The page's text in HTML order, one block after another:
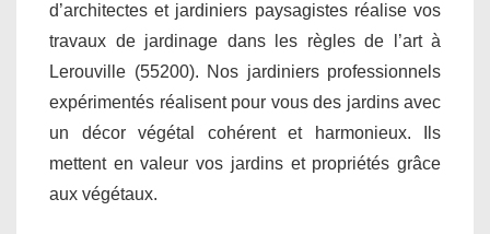
d’architectes et jardiniers paysagistes réalise vos
travaux de jardinage dans les règles de l’art à
Lerouville (55200). Nos jardiniers professionnels
expérimentés réalisent pour vous des jardins avec
un décor végétal cohérent et harmonieux. Ils
mettent en valeur vos jardins et propriétés grâce
aux végétaux.